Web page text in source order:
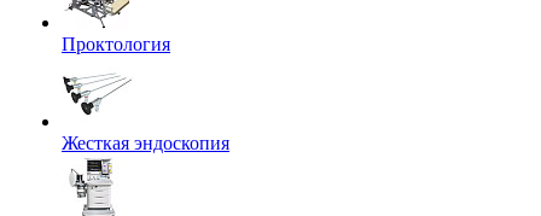
Проктология
Жесткая эндоскопия